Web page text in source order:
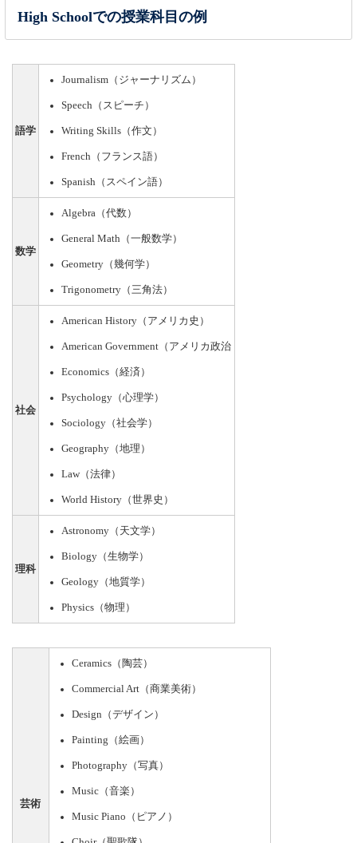
High Schoolでの授業科目の例
語学
Journalism（ジャーナリズム）
Speech（スピーチ）
Writing Skills（作文）
French（フランス語）
Spanish（スペイン語）
数学
Algebra（代数）
General Math（一般数学）
Geometry（幾何学）
Trigonometry（三角法）
社会
American History（アメリカ史）
American Government（アメリカ政治
Economics（経済）
Psychology（心理学）
Sociology（社会学）
Geography（地理）
Law（法律）
World History（世界史）
理科
Astronomy（天文学）
Biology（生物学）
Geology（地質学）
Physics（物理）
芸術
Ceramics（陶芸）
Commercial Art（商業美術）
Design（デザイン）
Painting（絵画）
Photography（写真）
Music（音楽）
Music Piano（ピアノ）